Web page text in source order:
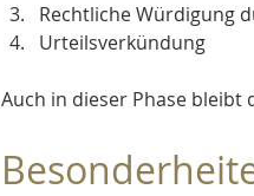
Rechtliche Würdigung
Urteilsverkündung
Auch in dieser Phase bleibt